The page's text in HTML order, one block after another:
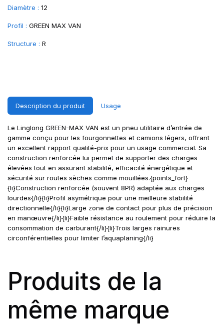
Diamètre : 12
Profil : GREEN MAX VAN
Structure : R
Description du produit Usage
Le Linglong GREEN-MAX VAN est un pneu utilitaire d’entrée de
gamme conçu pour les fourgonnettes et camions légers, offrant
un excellent rapport qualité-prix pour un usage commercial. Sa
construction renforcée lui permet de supporter des charges
élevées tout en assurant stabilité, efficacité énergétique et
sécurité sur routes sèches comme mouillées.{points_fort}
{li}Construction renforcée (souvent 8PR) adaptée aux charges
lourdes{/li}{li}Profil asymétrique pour une meilleure stabilité
directionnelle{/li}{li}Large zone de contact pour plus de précision
en manœuvre{/li}{li}Faible résistance au roulement pour réduire la
consommation de carburant{/li}{li}Trois larges rainures
circonférentielles pour limiter l’aquaplaning{/li}
Produits de la
même marque